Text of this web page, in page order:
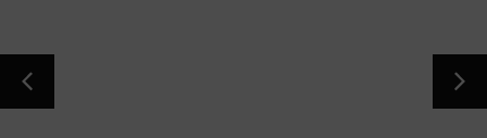
Macros
balanceados:
cómo incluir